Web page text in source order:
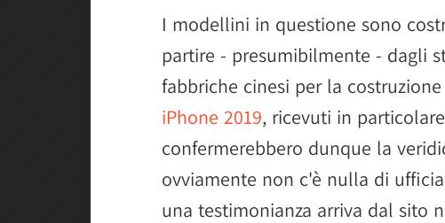
I modellini in questione sono
partire - presumibilmente - dagli
fabbriche cinesi per la
iPhone 2019, ricevuti in
confermerebbero dunque la
ovviamente non c'è nulla di
una testimonianza arriva dal sito